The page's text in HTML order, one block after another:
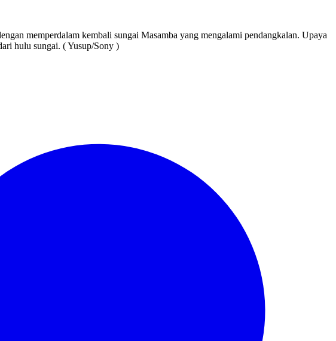
memperdalam kembali sungai Masamba yang mengalami pendangkalan. Upaya
hulu sungai. ( Yusup/Sony )